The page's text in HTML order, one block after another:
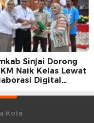
Sinjai Dorong
Naik Kelas Lewat
Digital
Kota